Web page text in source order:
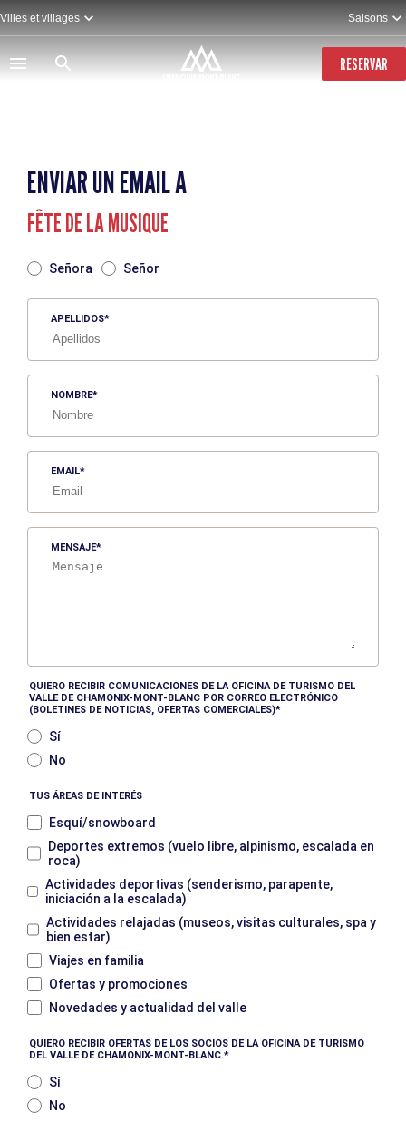
Pasar
al
contenido
principal
Villes et villages Saisons
RESERVAR
ENVIAR UN EMAIL A
FÊTE DE LA MUSIQUE
Señora Señor
APELLIDOS
NOMBRE
EMAIL
MENSAJE
QUIERO RECIBIR COMUNICACIONES DE LA OFICINA DE TURISMO DEL
VALLE DE CHAMONIX-MONT-BLANC POR CORREO ELECTRÓNICO
(BOLETINES DE NOTICIAS, OFERTAS COMERCIALES)
Sí
No
TUS ÁREAS DE INTERÉS
Esquí/snowboard
Deportes extremos (vuelo libre, alpinismo, escalada en
roca)
Actividades deportivas (senderismo, parapente,
iniciación a la escalada)
Actividades relajadas (museos, visitas culturales, spa y
bien estar)
Viajes en familia
Ofertas y promociones
Novedades y actualidad del valle
QUIERO RECIBIR OFERTAS DE LOS SOCIOS DE LA OFICINA DE TURISMO
DEL VALLE DE CHAMONIX-MONT-BLANC.
Sí
No